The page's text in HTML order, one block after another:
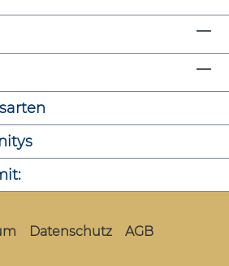
Datenschutz AGB